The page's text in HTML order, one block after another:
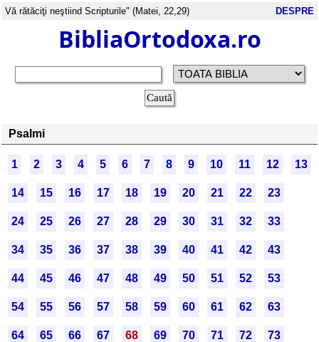
Vă rătăciţi neştiind Scripturile" (Matei, 22,29) DESPRE
BibliaOrtodoxa.ro
Psalmi
1 2 3 4 5 6 7 8 9 10 11 12 13
14 15 16 17 18 19 20 21 22 23
24 25 26 27 28 29 30 31 32 33
34 35 36 37 38 39 40 41 42 43
44 45 46 47 48 49 50 51 52 53
54 55 56 57 58 59 60 61 62 63
64 65 66 67 68 69 70 71 72 73